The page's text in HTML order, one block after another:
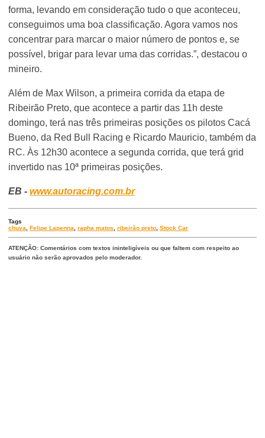
forma, levando em consideração tudo o que aconteceu,
conseguimos uma boa classificação. Agora vamos nos
concentrar para marcar o maior número de pontos e, se
possível, brigar para levar uma das corridas.”, destacou o
mineiro.
Além de Max Wilson, a primeira corrida da etapa de
Ribeirão Preto, que acontece a partir das 11h deste
domingo, terá nas três primeiras posições os pilotos Cacá
Bueno, da Red Bull Racing e Ricardo Mauricio, também da
RC. Às 12h30 acontece a segunda corrida, que terá grid
invertido nas 10ª primeiras posições.
EB -www.autoracing.com.br
Tags
chuva,Felipe Lapenna,rapha matos,ribeirão preto,Stock Car
ATENÇÃO: Comentários com textos ininteligíveis ou que faltem com respeito ao
usuário não serão aprovados pelo moderador.